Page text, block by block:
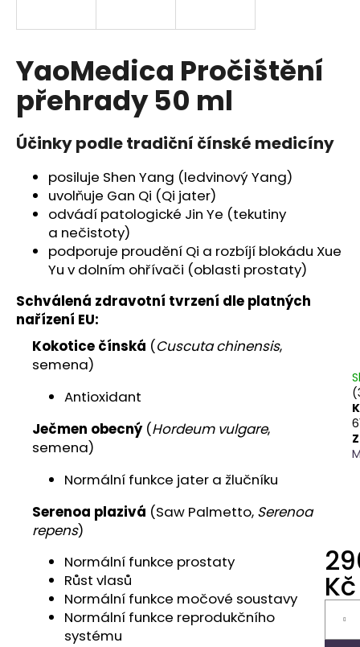
YaoMedica Pročištění
přehrady 50 ml
Účinky podle tradiční čínské medicíny
posiluje Shen Yang (ledvinový Yang)
uvolňuje Gan Qi (Qi jater)
odvádí patologické Jin Ye (tekutiny
a nečistoty)
podporuje proudění Qi a rozbíjí blokádu Xue
Yu v dolním ohřívači (oblasti prostaty)
Schválená zdravotní tvrzení dle platných
nařízení EU:
Kokotice čínská (Cuscuta chinensis,
semena)
Antioxidant
Ječmen obecný(Hordeum vulgare,
semena)
Normální funkce jater a žlučníku
Serenoa plazivá (Saw Palmetto, Serenoa
repens)
Normální funkce prostaty
Růst vlasů
Normální funkce močové soustavy
Normální funkce reprodukčního
systému
Kč
Měrná
cena:
í
t
?
HLEDAT
p
o
r
VODA
MAAHIR
LATTAFA
100ML